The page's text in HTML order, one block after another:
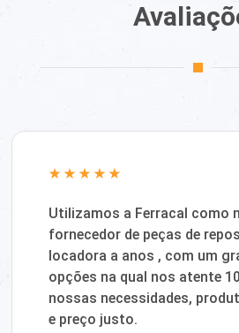
Utilizamos a Ferracal como
fornecedor de peças de
locadora a anos , com um
opções na qual nos atente
nossas necessidades,
e preço justo.